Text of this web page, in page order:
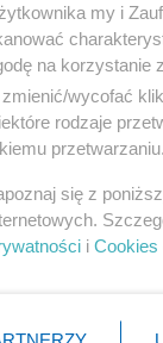
my i
na korzystanie
zmienić/wycofać
rodzaje
się z
i Cookies